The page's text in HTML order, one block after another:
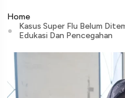
Home
Kasus Super Flu Belum
Edukasi Dan Pencegahan